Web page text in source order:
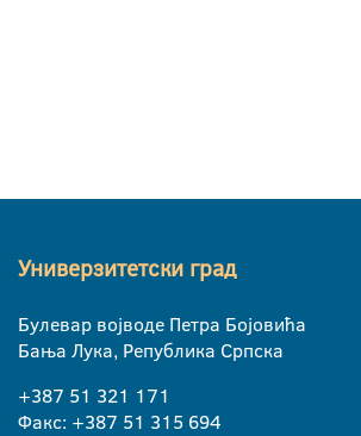
Универзитетски град
Булевар војводе Петра Бојовића
Бања Лука, Република Српска
+387 51 321 171
Факс: +387 51 315 694